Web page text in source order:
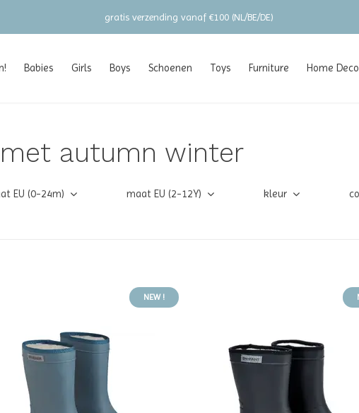
Babies Girls Boys Schoenen Toys Furniture Home
gratis verzending vanaf €100 (NL/BE/DE)
autumn winter
EU (0-24m) maat EU (2-12Y) kleur
NEW !